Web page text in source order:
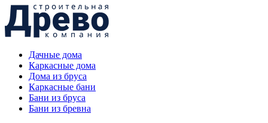
Дачные дома
Каркасные дома
Дома из бруса
Каркасные бани
Бани из бруса
Бани из бревна